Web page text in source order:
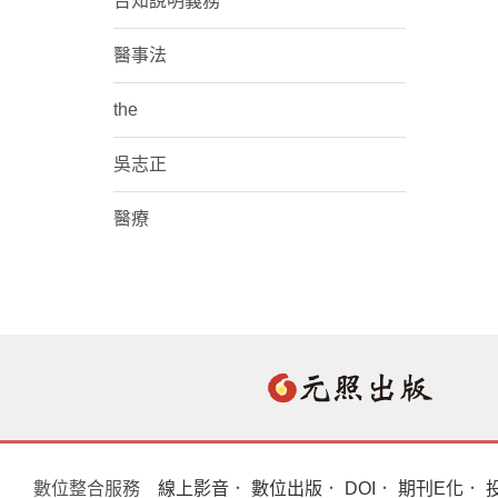
醫事法
the
吳志正
醫療
數位整合服務 線上影音 ． 數位出版 ． DOI ． 期刊E化 ．